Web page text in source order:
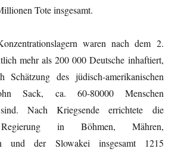
Tote insgesamt.
waren nach dem 2.
mehr als 200 000 Deutsche inhaftiert,
Schätzung des jüdisch-amerikanischen
Sack, ca. 60-80000 Menschen
Nach Kriegsende errichtete die
Regierung in Böhmen, Mähren,
und der Slowakei insgesamt 1215